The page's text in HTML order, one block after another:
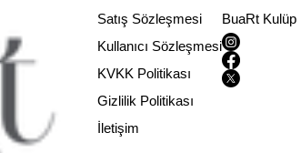
Satış Sözleşmesi
Kullanıcı Sözleşmesi
KVKK Politikası
Gizlilik Politikası
İletişim
BuaRt Kulüp